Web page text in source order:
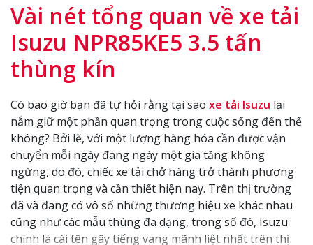
Vài nét tổng quan về xe tải
Isuzu NPR85KE5 3.5 tấn
thùng kín
Có bao giờ bạn đã tự hỏi rằng tại sao xe tải Isuzu lại
nắm giữ một phần quan trọng trong cuộc sống đến thế
không? Bởi lẽ, với một lượng hàng hóa cần được vận
chuyển mỗi ngày đang ngày một gia tăng không
ngừng, do đó, chiếc xe tải chở hàng trở thành phương
tiện quan trọng và cần thiết hiện nay. Trên thị trường
đã và đang có vô số những thương hiệu xe khác nhau
cũng như các mẫu thùng đa dạng, trong số đó, Isuzu
chính là cái tên gây tiếng vang mãnh liệt nhất trên thị